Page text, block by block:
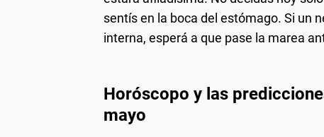
sentís en la boca del estómago. Si un
interna, esperá a que pase la marea
Horóscopo y las
mayo